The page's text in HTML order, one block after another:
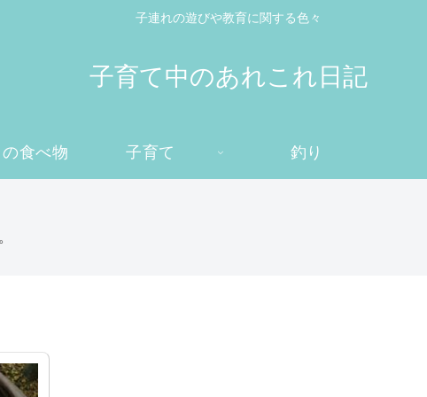
子連れの遊びや教育に関する色々
子育て中のあれこれ日記
食べ物 子育て 釣り